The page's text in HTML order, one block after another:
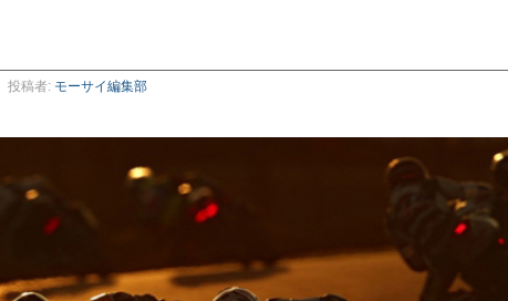
投稿者: モーサイ編集部